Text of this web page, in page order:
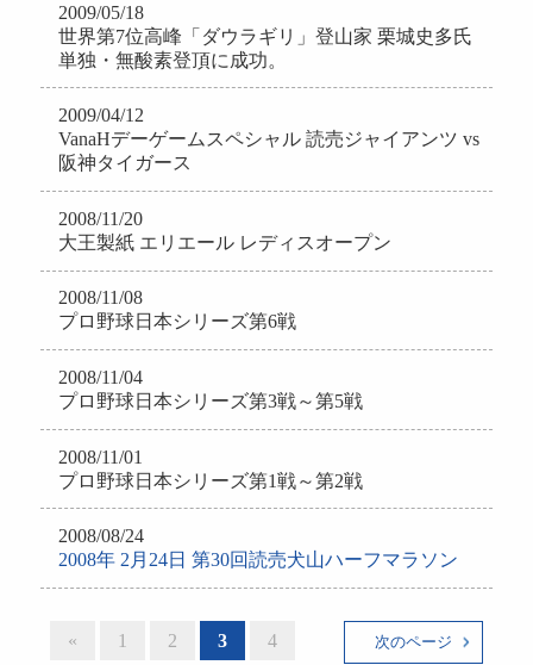
2009/05/18
世界第7位高峰「ダウラギリ」登山家 栗城史多⽒
単独・無酸素登頂に 成功。
2009/04/12
VanaHデーゲームスペシャル 読売ジャイアンツ vs
阪神タイガース
2008/11/20
大王製紙 エリエール レディスオープン
2008/11/08
プロ野球日本シリーズ第6戦
2008/11/04
プロ野球日本シリーズ第3戦～第5戦
2008/11/01
プロ野球日本シリーズ第1戦～第2戦
2008/08/24
2008年 2月24日 第30回読売犬山ハーフマラソン
« 1 2 3 4 次のページ